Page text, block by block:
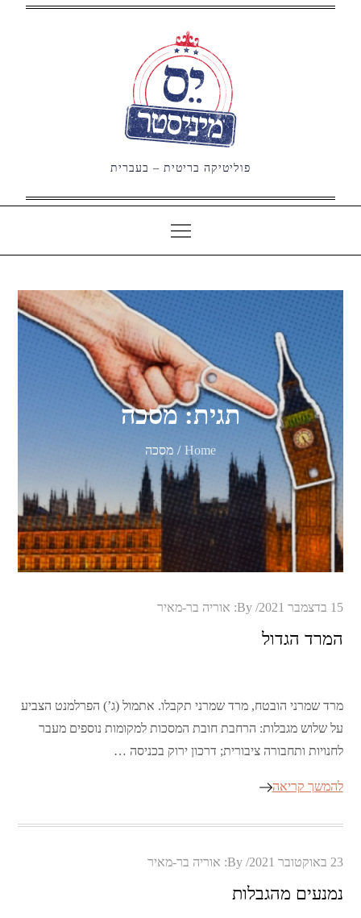
פוליטיקה בריטית – בעברית
תגית:מסכה
Home מסכה
Posted
15 בדצמבר 2021 By: אוריה בר-מאיר
המרד הגדול
מרד שמרני הובטח, מרד שמרני תקבלו. אתמול (ג’) הפרלמנט הצביע
על שלוש מגבלות: הרחבת חובת המסכות למקומות נוספים מעבר
לחנויות ותחבורה ציבורית; דרכון ירוק בכניסה …
להמשך קריאה
Posted
23 באוקטובר 2021 By: אוריה בר-מאיר
נמנעים מהגבלות